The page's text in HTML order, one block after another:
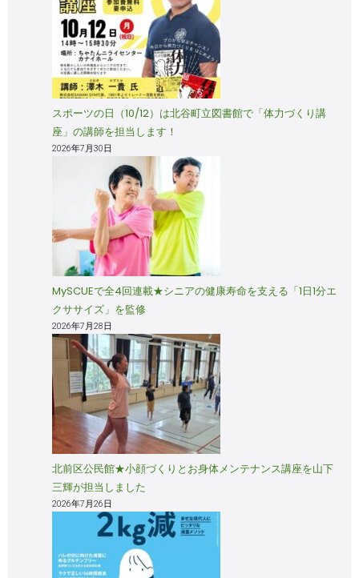
スポーツの日（10/12）は北谷町立図書館で「体力づくり講
座」の講師を担当します！
2026年7月30日
MySCUEで全4回連載★シニアの健康寿命を支える「1日1分エ
クササイズ」を監修
2026年7月28日
北前区公民館★小顔づくりとお身体メンテナンス講座を山下
三輝が担当しました
2026年7月26日